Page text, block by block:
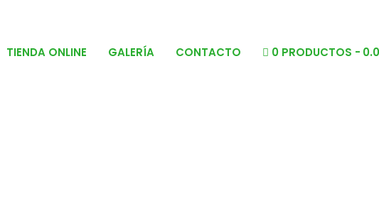
TIENDA ONLINE GALERÍA CONTACTO 0 PRODUCTOS